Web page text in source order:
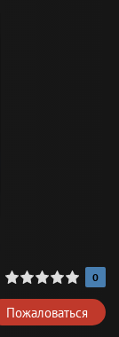
0
Пожаловаться